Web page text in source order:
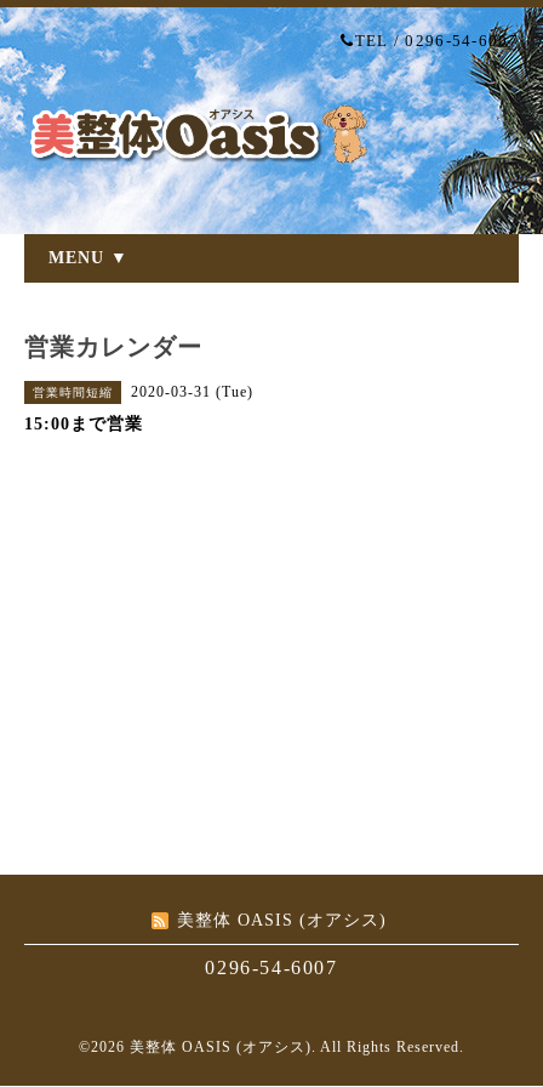
TEL / 0296-54-6007
MENU ▼
営業カレンダー
営業時間短縮 2020-03-31 (Tue)
15:00まで営業
美整体 OASIS (オアシス)
0296-54-6007
©2026 美整体 OASIS (オアシス). All Rights Reserved.